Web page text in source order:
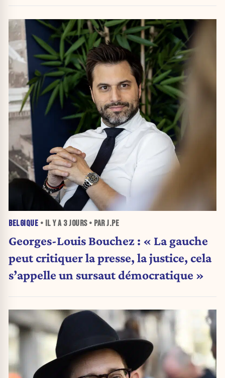
BELGIQUE • IL Y A 3 JOURS• PAR J.PE
Georges-Louis Bouchez : « La gauche
peut critiquer la presse, la justice, cela
s’appelle un sursaut démocratique »